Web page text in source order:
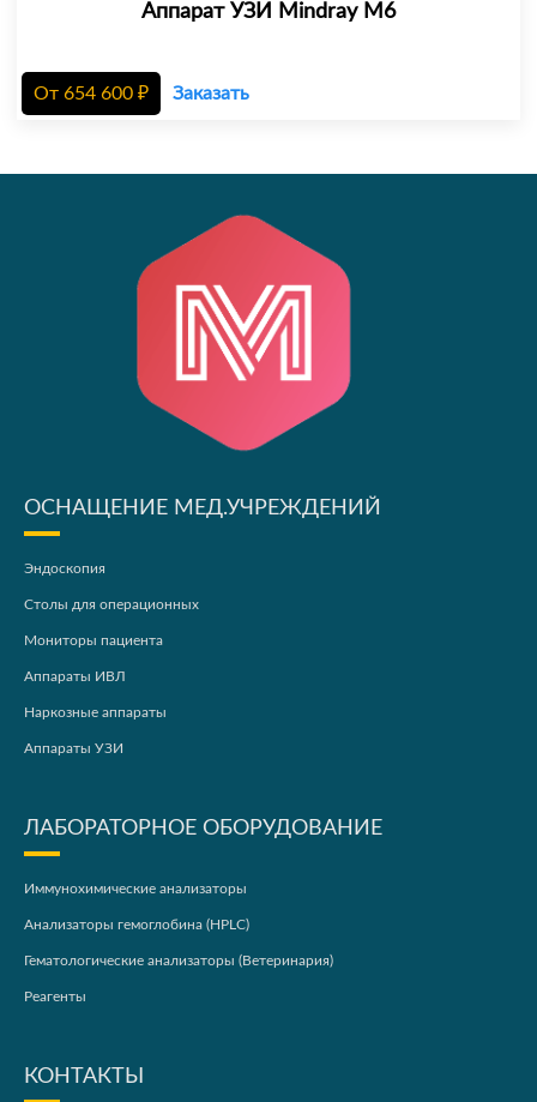
Аппарат УЗИ Mindray M6
От 654 600 ₽ Заказать
ОСНАЩЕНИЕ МЕД.УЧРЕЖДЕНИЙ
Эндоскопия
Столы для операционных
Мониторы пациента
Аппараты ИВЛ
Наркозные аппараты
Аппараты УЗИ
ЛАБОРАТОРНОЕ ОБОРУДОВАНИЕ
Иммунохимические анализаторы
Анализаторы гемоглобина (HPLC)
Гематологические анализаторы (Ветеринария)
Реагенты
КОНТАКТЫ